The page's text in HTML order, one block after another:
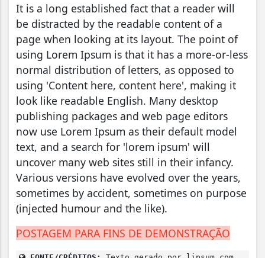
It is a long established fact that a reader will
be distracted by the readable content of a
page when looking at its layout. The point of
using Lorem Ipsum is that it has a more-or-less
normal distribution of letters, as opposed to
using 'Content here, content here', making it
look like readable English. Many desktop
publishing packages and web page editors
now use Lorem Ipsum as their default model
text, and a search for 'lorem ipsum' will
uncover many web sites still in their infancy.
Various versions have evolved over the years,
sometimes by accident, sometimes on purpose
(injected humour and the like).
POSTAGEM PARA FINS DE DEMONSTRAÇÃO